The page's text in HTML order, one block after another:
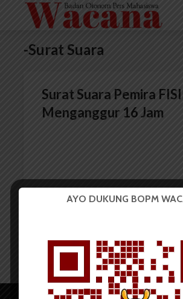
-Surat Suara
Surat Suara Pemira
Menganggur 16 Jam
AYO DUKUNG BOPM